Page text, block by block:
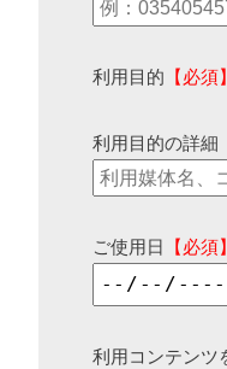
利用目的 【必須】
利用目的の詳細
ご使用日 【必須】
利用コンテンツ